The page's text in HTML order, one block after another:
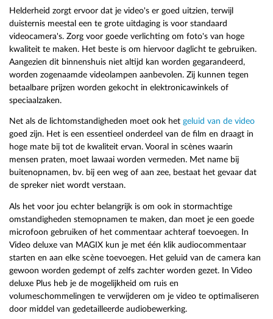
Helderheid zorgt ervoor dat je video's er goed uitzien, terwijl
duisternis meestal een te grote uitdaging is voor standaard
videocamera's. Zorg voor goede verlichting om foto's van hoge
kwaliteit te maken. Het beste is om hiervoor daglicht te gebruiken.
Aangezien dit binnenshuis niet altijd kan worden gegarandeerd,
worden zogenaamde videolampen aanbevolen. Zij kunnen tegen
betaalbare prijzen worden gekocht in elektronicawinkels of
speciaalzaken.
Net als de lichtomstandigheden moet ook het geluid van de video
goed zijn. Het is een essentieel onderdeel van de film en draagt in
hoge mate bij tot de kwaliteit ervan. Vooral in scènes waarin
mensen praten, moet lawaai worden vermeden. Met name bij
buitenopnamen, bv. bij een weg of aan zee, bestaat het gevaar dat
de spreker niet wordt verstaan.
Als het voor jou echter belangrijk is om ook in stormachtige
omstandigheden stemopnamen te maken, dan moet je een goede
microfoon gebruiken of het commentaar achteraf toevoegen. In
Video deluxe van MAGIX kun je met één klik audiocommentaar
starten en aan elke scène toevoegen. Het geluid van de camera kan
gewoon worden gedempt of zelfs zachter worden gezet. In Video
deluxe Plus heb je de mogelijkheid om ruis en
volumeschommelingen te verwijderen om je video te optimaliseren
door middel van gedetailleerde audiobewerking.